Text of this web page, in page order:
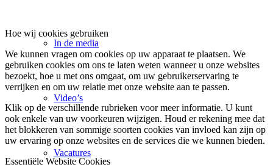
In de media
Video’s
Vacatures
Hoe wij cookies gebruiken
We kunnen vragen om cookies op uw apparaat te plaatsen. We
gebruiken cookies om ons te laten weten wanneer u onze websites
bezoekt, hoe u met ons omgaat, om uw gebruikerservaring te
verrijken en om uw relatie met onze website aan te passen.
Klik op de verschillende rubrieken voor meer informatie. U kunt
ook enkele van uw voorkeuren wijzigen. Houd er rekening mee dat
het blokkeren van sommige soorten cookies van invloed kan zijn op
uw ervaring op onze websites en de services die we kunnen bieden.
Essentiële Website Cookies